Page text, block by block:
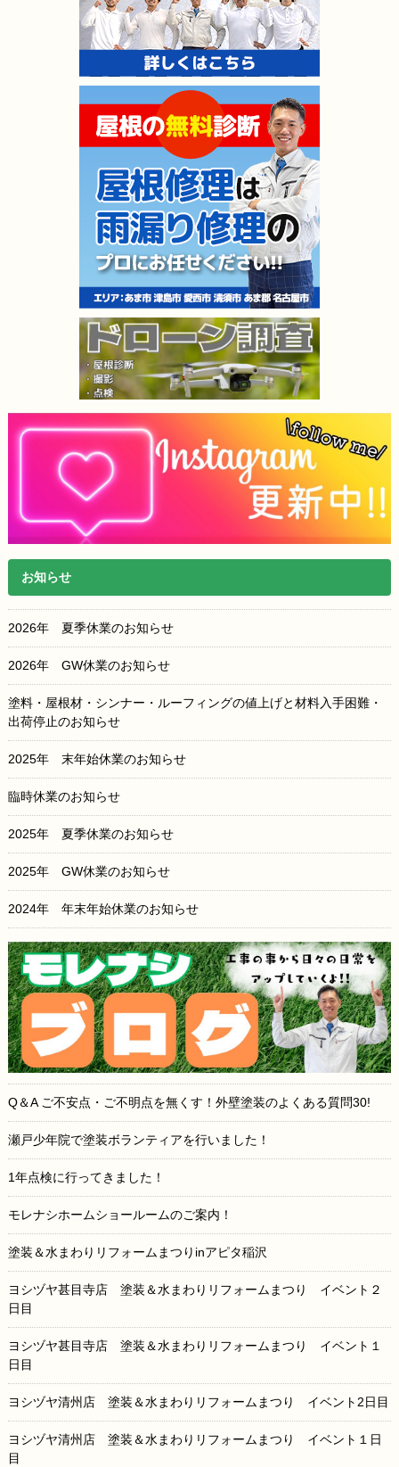
お知らせ
2026年 夏季休業のお知らせ
2026年 GW休業のお知らせ
塗料・屋根材・シンナー・ルーフィングの値上げと材料入手困難・
出荷停止のお知らせ
2025年 末年始休業のお知らせ
臨時休業のお知らせ
2025年 夏季休業のお知らせ
2025年 GW休業のお知らせ
2024年 年末年始休業のお知らせ
Q＆A ご不安点・ご不明点を無くす！外壁塗装のよくある質問30!
瀬戸少年院で塗装ボランティアを行いました！
1年点検に行ってきました！
モレナシホームショールームのご案内！
塗装＆水まわりリフォームまつりinアピタ稲沢
ヨシヅヤ甚目寺店 塗装＆水まわりリフォームまつり イベント２
日目
ヨシヅヤ甚目寺店 塗装＆水まわりリフォームまつり イベント１
日目
ヨシヅヤ清州店 塗装＆水まわりリフォームまつり イベント2日目
ヨシヅヤ清州店 塗装＆水まわりリフォームまつり イベント１日
目